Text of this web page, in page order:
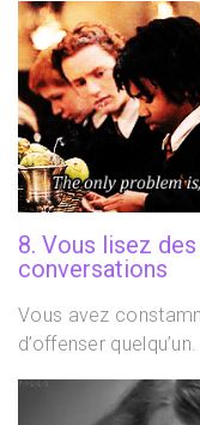
8. Vous lisez
conversations
Vous avez
d’offenser quelqu’un.